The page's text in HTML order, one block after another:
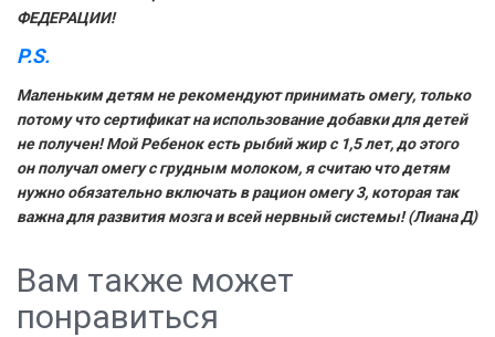
ФЕДЕРАЦИИ!
P.S.
Маленьким детям не рекомендуют принимать омегу, только
потому что сертификат на использование добавки для детей
не получен! Мой Ребенок есть рыбий жир с 1,5 лет, до этого
он получал омегу с грудным молоком, я считаю что детям
нужно обязательно включать в рацион омегу 3, которая так
важна для развития мозга и всей нервный системы! (Лиана Д)
Вам также может
понравиться